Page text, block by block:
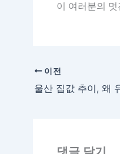
이 여러분의
이전